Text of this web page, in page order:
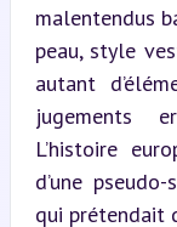
malentendus
peau, style
autant
jugements
L’histoire
d’une
qui prétendait